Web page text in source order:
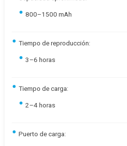
800–1500 mAh
Tiempo de reproducción:
3–6 horas
Tiempo de carga:
2–4 horas
Puerto de carga: